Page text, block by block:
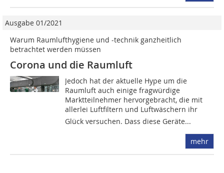
Ausgabe 01/2021
Warum Raumlufthygiene und -technik ganzheitlich
betrachtet werden müssen
Corona und die Raumluft
Jedoch hat der aktuelle Hype um die
Raumluft auch einige fragwürdige
Marktteilnehmer hervorgebracht, die mit
allerlei Luftfiltern und Luftwäschern ihr
Glück versuchen. Dass diese Geräte...
mehr